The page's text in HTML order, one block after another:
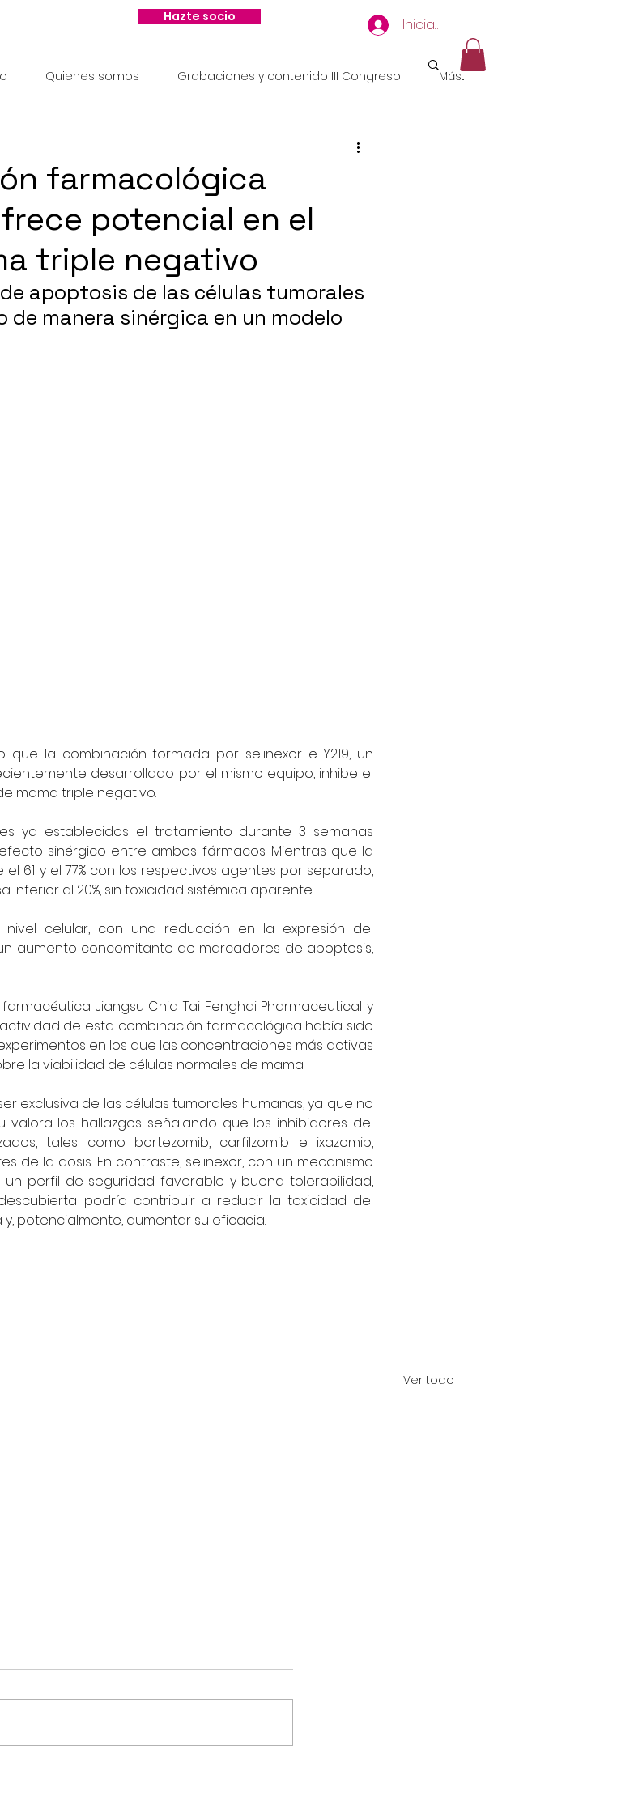
Hazte socio Iniciar sesión
Quienes somos Grabaciones y contenido III Congreso Más...
farmacológica
potencial en el
triple negativo
apoptosis de las células tumorales
manera sinérgica en un modelo
que la combinación formada por selinexor e Y219, un
desarrollado por el mismo equipo, inhibe el
mama triple negativo.
ya establecidos el tratamiento durante 3 semanas
sinérgico entre ambos fármacos. Mientras que la
61 y el 77% con los respectivos agentes por separado,
al 20%, sin toxicidad sistémica aparente.
celular, con una reducción en la expresión del
aumento concomitante de marcadores de apoptosis,
Jiangsu Chia Tai Fenghai Pharmaceutical y
de esta combinación farmacológica había sido
en los que las concentraciones más activas
la viabilidad de células normales de mama.
exclusiva de las células tumorales humanas, ya que no
valora los hallazgos señalando que los inhibidores del
tales como bortezomib, carfilzomib e ixazomib,
de la dosis. En contraste, selinexor, con un mecanismo
perfil de seguridad favorable y buena tolerabilidad,
podría contribuir a reducir la toxicidad del
potencialmente, aumentar su eficacia.
Ver todo